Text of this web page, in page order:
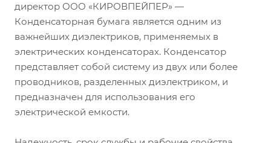
директор ООО «КИРОВПЕЙПЕР» —
Конденсаторная бумага является одним из
важнейших диэлектриков, применяемых в
электрических конденсаторах. Конденсатор
представляет собой систему из двух или более
проводников, разделенных диэлектриком, и
предназначен для использования его
электрической емкости.